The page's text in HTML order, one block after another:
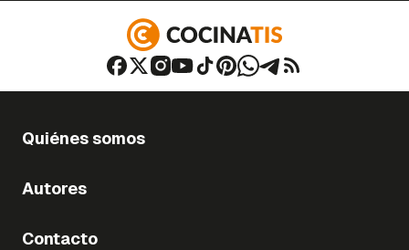
Quiénes somos
Autores
Contacto